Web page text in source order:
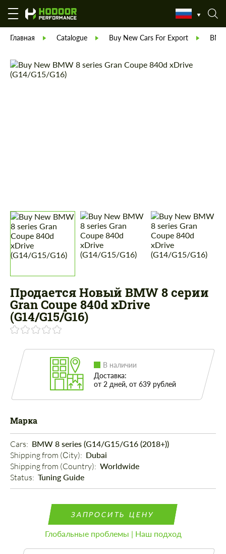
Главная Catalogue Buy New Cars For Export
Продается Новый BMW 8 серии
Gran Coupe 840d xDrive
(G14/G15/G16)
В наличии
Доставка:
от 2 дней, от 639 рублей
Марка
Cars: BMW 8 series (G14/G15/G16 (2018+))
Shipping from (Сity): Dubai
Shipping from (Country): Worldwide
Status: Tuning Guide
ЗАПРОСИТЬ ЦЕНУ
Глобальные проблемы | Наш подход